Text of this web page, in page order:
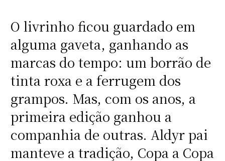
O livrinho ficou guardado em
alguma gaveta, ganhando as
marcas do tempo: um borrão de
tinta roxa e a ferrugem dos
grampos. Mas, com os anos, a
primeira edição ganhou a
companhia de outras. Aldyr pai
manteve a tradição, Copa a Copa